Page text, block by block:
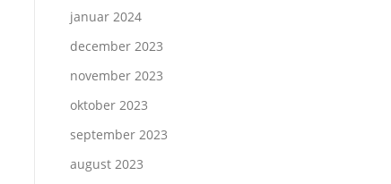
januar 2024
december 2023
november 2023
oktober 2023
september 2023
august 2023